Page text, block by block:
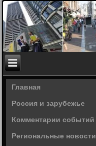
Главная
Россия и зарубежье
Комментарии событий
Региональные новости